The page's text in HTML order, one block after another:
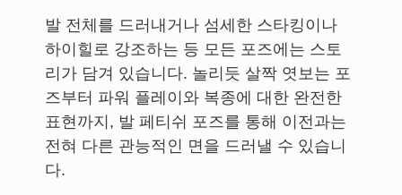
발 전체를 드러내거나 섬세한 스타킹이나
하이힐로 강조하는 등 모든 포즈에는 스토
리가 담겨 있습니다. 놀리듯 살짝 엿보는 포
즈부터 파워 플레이와 복종에 대한 완전한
표현까지, 발 페티쉬 포즈를 통해 이전과는
전혀 다른 관능적인 면을 드러낼 수 있습니
다.